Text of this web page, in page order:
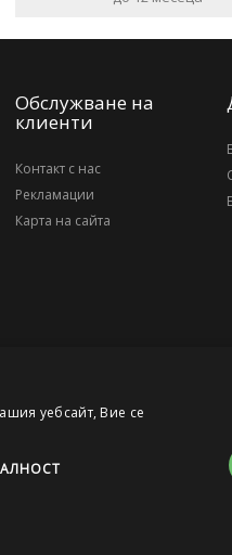
Обслужване на
клиенти
Контакт с нас
Рекламации
Карта на сайта
уебсайт, Вие се